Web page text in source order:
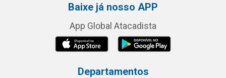
Baixe já nosso APP
App Global Atacadista
Departamentos